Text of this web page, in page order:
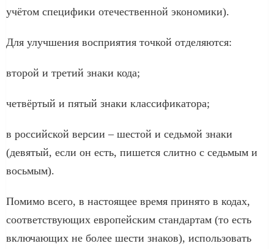
учётом специфики отечественной экономики).
Для улучшения восприятия точкой отделяются:
второй и третий знаки кода;
четвёртый и пятый знаки классификатора;
в российской версии – шестой и седьмой знаки
(девятый, если он есть, пишется слитно с седьмым и
восьмым).
Помимо всего, в настоящее время принято в кодах,
соответствующих европейским стандартам (то есть
включающих не более шести знаков), использовать